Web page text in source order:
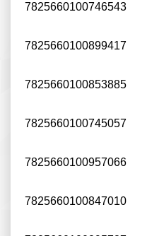
7825660100746543
7825660100899417
7825660100853885
7825660100745057
7825660100957066
7825660100847010